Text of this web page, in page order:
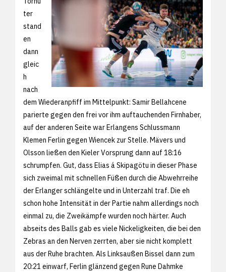
ter
stand
en
dann
gleic
h
nach
dem Wiederanpfiff im Mittelpunkt: Samir Bellahcene
parierte gegen den frei vor ihm auftauchenden Firnhaber,
auf der anderen Seite war Erlangens Schlussmann
Klemen Ferlin gegen Wiencek zur Stelle. Mävers und
Olsson ließen den Kieler Vorsprung dann auf 18:16
schrumpfen. Gut, dass Elias á Skipagötu in dieser Phase
sich zweimal mit schnellen Füßen durch die Abwehrreihe
der Erlanger schlängelte und in Unterzahl traf. Die eh
schon hohe Intensität in der Partie nahm allerdings noch
einmal zu, die Zweikämpfe wurden noch härter. Auch
abseits des Balls gab es viele Nickeligkeiten, die bei den
Zebras an den Nerven zerrten, aber sie nicht komplett
aus der Ruhe brachten. Als Linksaußen Bissel dann zum
20:21 einwarf, Ferlin glänzend gegen Rune Dahmke